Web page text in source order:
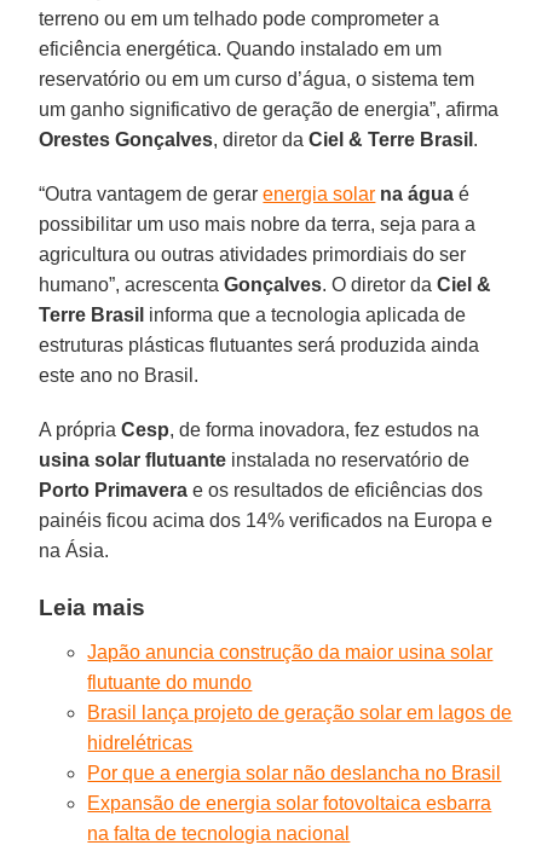
terreno ou em um telhado pode comprometer a
eficiência energética. Quando instalado em um
reservatório ou em um curso d’água, o sistema tem
um ganho significativo de geração de energia”, afirma
Orestes Gonçalves, diretor daCiel & Terre Brasil .
“Outra vantagem de gerarenergia solar na água é
possibilitar um uso mais nobre da terra, seja para a
agricultura ou outras atividades primordiais do ser
humano”, acrescentaGonçalves. O diretor daCiel &
Terre Brasil informa que a tecnologia aplicada de
estruturas plásticas flutuantes será produzida ainda
este ano no Brasil.
A própriaCesp, de forma inovadora, fez estudos na
usina solar flutuante instalada no reservatório de
Porto Primavera e os resultados de eficiências dos
painéis ficou acima dos 14% verificados na Europa e
na Ásia.
Leia mais
Japão anuncia construção da maior usina solar
flutuante do mundo
Brasil lança projeto de geração solar em lagos de
hidrelétricas
Por que a energia solar não deslancha no Brasil
Expansão de energia solar fotovoltaica esbarra
na falta de tecnologia nacional